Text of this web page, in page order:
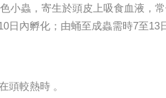
小蟲，寄生於頭皮上吸食血液，
日內孵化；由蛹至成蟲需時7至
頭較熱時 。